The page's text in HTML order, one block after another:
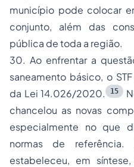
município pode colocar
conjunto, além das
pública de toda a região.
30. Ao enfrentar a
saneamento básico, o
da Lei 14.026/2020.
15
chancelou as novas
especialmente no que
normas de
estabeleceu, em